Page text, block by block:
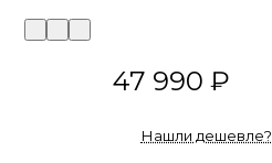
47 990 ₽
Нашли дешевле?